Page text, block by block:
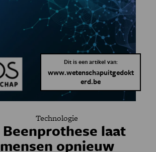
Dit is een artikel van:
www.wetenschapuitgedokt
erd.be
Technologie
Beenprothese laat
mensen opnieuw